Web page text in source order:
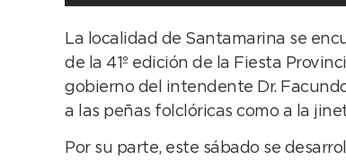
La localidad de Santamarina se
de la 41º edición de la Fiesta
gobierno del intendente Dr.
a las peñas folclóricas como a la
Por su parte, este sábado se